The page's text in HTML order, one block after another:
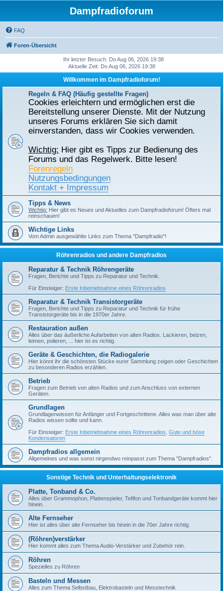
Dampfradioforum
FAQ
Foren-Übersicht
Ihr letzter Besuch: Do Aug 06, 2026 19:38
Aktuelle Zeit: Do Aug 06, 2026 19:38
Willkommen im Dampfradioforum!
Regeln & FAQ (Häufig gestellte Fragen)
Cookies erleichtern und ermöglichen erst die
Bereitstellung unserer Dienste. Mit der Nutzung
unseres Forums erklären Sie sich damit
einverstanden, dass wir Cookies verwenden.
Wichtig: Hier gibt es Tipps zur Bedienung des
Forums und das Regelwerk. Bitte lesen!
Forenregeln
Nutzungsbedingungen
Kontakt + Impressum
Tipps & News
Wichtig: Hier gibt es Neues und Aktuelles zum Dampfradioforum! Öfters mal
reinschauen!
Wichtige Links
Vom Admin ausgewählte Links zum Thema "Dampfradio"!
Röhrenradios und andere Dampfradios
Reparatur & Technik Röhrengeräte
Fragen, Berichte und Tipps zu Reparatur und Technik.
Für Einsteiger: Erste Inbetriebnahme eines Röhrenradios
Reparatur & Technik Transistorgeräte
Fragen, Berichte und Tipps zu Reparatur und Technik für frühe
Transistorgeräte bis in die 1970er Jahre.
Restauration außen
Alles über das äußerliche Aufarbeiten von alten Radios. Lackieren, beizen,
leimen, polieren, ... hier ist es richtig.
Geräte & Geschichten, die Radiogalerie
Hier könnt ihr die schönsten Stücke eurer Sammlung zeigen oder Geschichten
zu besonderen Radios erzählen.
Betrieb
Fragen zum Betrieb von alten Radios und zum Anschluss von externen
Geräten.
Grundlagen
Grundlagenwissen für Anfänger und Fortgeschrittene. Alles was man über alte
Radios wissen sollte und kann.
Für Einsteiger: Erste Inbetriebnahme eines Röhrenradios Gute und böse
Kondensatoren
Dampfradios allgemein
Allgemeines und was sonst nirgendwo reinpasst zum Thema "Dampfradios".
Sonstige Technik und Unterhaltungselektronik
Platte, Tonband & Co.
Alles über Grammophon, Plattenspieler, Tefifon und Tonbandgeräte kommt hier
hinein.
Alte Fernseher
Hier ist alles über alte Fernseher bis hinein in die 70er Jahre richtig.
(Röhren)verstärker
Hier kommt alles zum Thema Audio-Verstärker und Zubehör rein.
Röhren
Spezielles zu Röhren
Basteln und Messen
Alles zum Thema Selbstbau, Elektrobasteln und Messtechnik